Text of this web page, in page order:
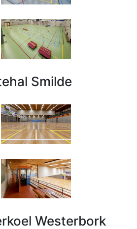
Smilde
Westerbork